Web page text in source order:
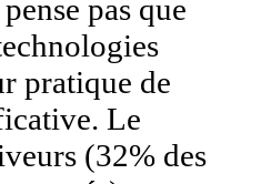
pas que
pratique de
Le
(32% des